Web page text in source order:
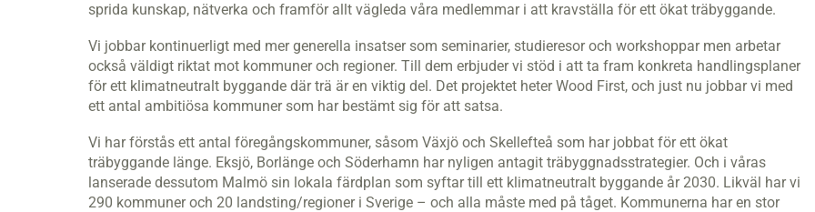
sprida kunskap, nätverka och framför allt vägleda våra medlemmar i att kravställa för ett ökat träbyggande.
Vi jobbar kontinuerligt med mer generella insatser som seminarier, studieresor och workshoppar men arbetar
också väldigt riktat mot kommuner och regioner. Till dem erbjuder vi stöd i att ta fram konkreta handlingsplaner
för ett klimatneutralt byggande där trä är en viktig del. Det projektet heter Wood First, och just nu jobbar vi med
ett antal ambitiösa kommuner som har bestämt sig för att satsa.
Vi har förstås ett antal föregångskommuner, såsom Växjö och Skellefteå som har jobbat för ett ökat
träbyggande länge. Eksjö, Borlänge och Söderhamn har nyligen antagit träbyggnadsstrategier. Och i våras
lanserade dessutom Malmö sin lokala färdplan som syftar till ett klimatneutralt byggande år 2030. Likväl har vi
290 kommuner och 20 landsting/regioner i Sverige – och alla måste med på tåget. Kommunerna har en stor